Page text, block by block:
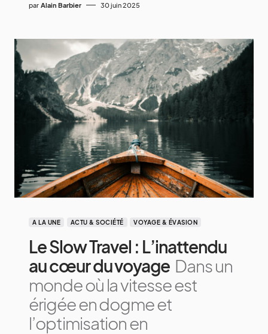
par Alain Barbier 30 juin 2025
A LA UNE ACTU & SOCIÉTÉ VOYAGE & ÉVASION
Le Slow Travel : L’inattendu
au cœur du voyage Dans un
monde où la vitesse est
érigée en dogme et
l’optimisation en